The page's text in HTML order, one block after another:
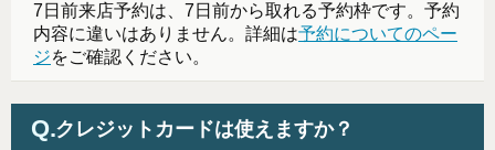
7日前来店予約は、7日前から取れる予約枠です。予約
内容に違いはありません。詳細は予約についてのペー
ジをご確認ください。
クレジットカードは使えますか？